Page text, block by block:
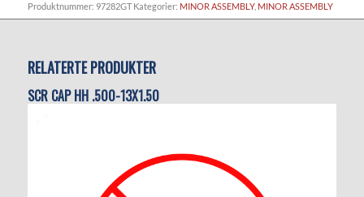
Produktnummer: 97282GT Kategorier: MINOR ASSEMBLY, MINOR ASSEMBLY
RELATERTE PRODUKTER
SCR CAP HH .500-13X1.50